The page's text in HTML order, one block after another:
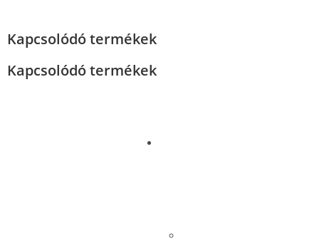
Kapcsolódó termékek
Kapcsolódó termékek